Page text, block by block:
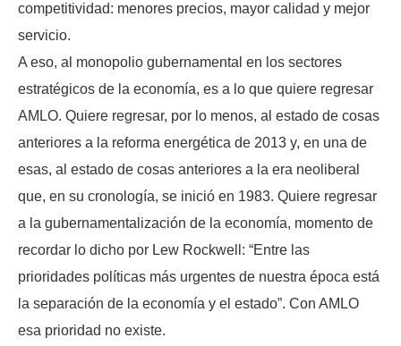
competitividad: menores precios, mayor calidad y mejor
servicio.
A eso, al monopolio gubernamental en los sectores
estratégicos de la economía, es a lo que quiere regresar
AMLO. Quiere regresar, por lo menos, al estado de cosas
anteriores a la reforma energética de 2013 y, en una de
esas, al estado de cosas anteriores a la era neoliberal
que, en su cronología, se inició en 1983. Quiere regresar
a la gubernamentalización de la economía, momento de
recordar lo dicho por Lew Rockwell: “Entre las
prioridades políticas más urgentes de nuestra época está
la separación de la economía y el estado”. Con AMLO
esa prioridad no existe.